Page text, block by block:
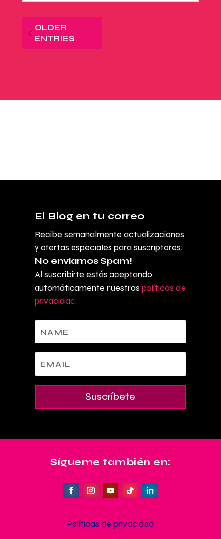
OLDER
ENTRIES
El Blog en tu correo
Recibe semanalmente actualizaciones
y ofertas especiales para suscriptores.
No enviamos Spam!
Al suscribirte estás aceptando
automáticamente nuestras políticas de
privacidad.
Suscríbete
Sígueme también en:
Políticas de privacidad